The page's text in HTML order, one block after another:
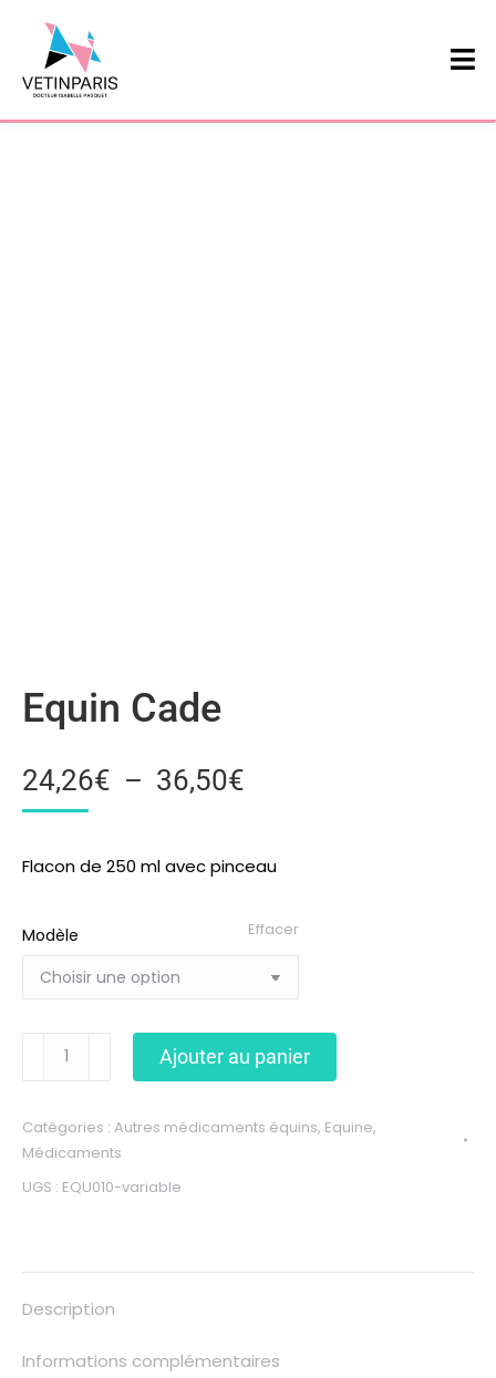
Equin Cade
24,26€ – 36,50€
Flacon de 250 ml avec pinceau
Modèle Effacer
Ajouter au panier
Catégories : Autres médicaments équins, Equine,
Médicaments
UGS : EQU010-variable
Description
Informations complémentaires